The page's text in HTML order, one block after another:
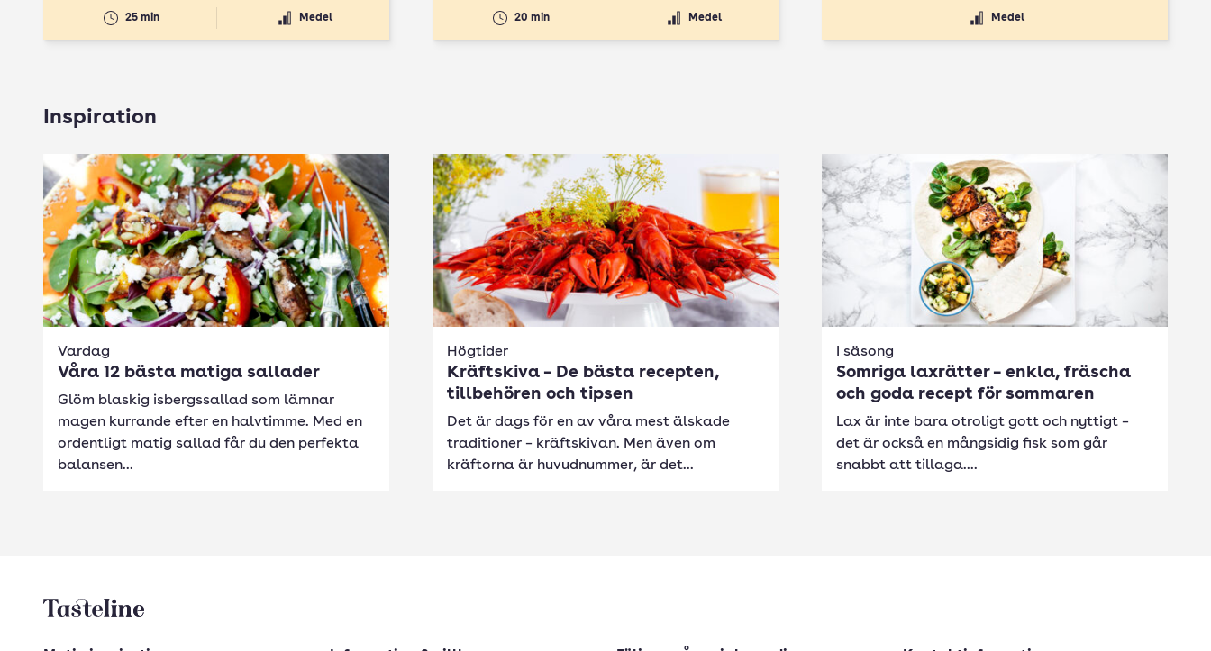
25 min Medel 20 min Medel Medel
Inspiration
Vardag
Våra 12 bästa matiga sallader
Glöm blaskig isbergssallad som lämnar
magen kurrande efter en halvtimme. Med en
ordentligt matig sallad får du den perfekta
balansen...
Högtider
Kräftskiva – De bästa recepten,
tillbehören och tipsen
Det är dags för en av våra mest älskade
traditioner – kräftskivan. Men även om
kräftorna är huvudnummer, är det...
I säsong
Somriga laxrätter – enkla, fräscha
och goda recept för sommaren
Lax är inte bara otroligt gott och nyttigt –
det är också en mångsidig fisk som går
snabbt att tillaga....
Tasteline startsida